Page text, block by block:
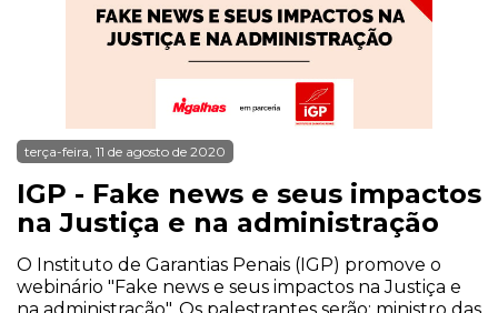
terça-feira, 11 de agosto de 2020
IGP - Fake news e seus impactos
na Justiça e na administração
O Instituto de Garantias Penais (IGP) promove o
webinário "Fake news e seus impactos na Justiça e